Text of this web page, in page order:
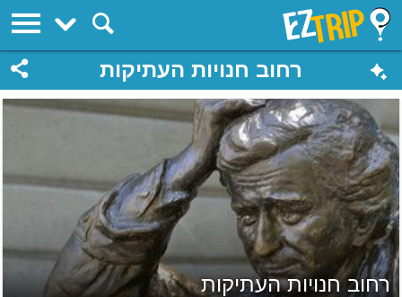
EZTrip
רחוב חנויות העתיקות
רחוב חנויות העתיקות